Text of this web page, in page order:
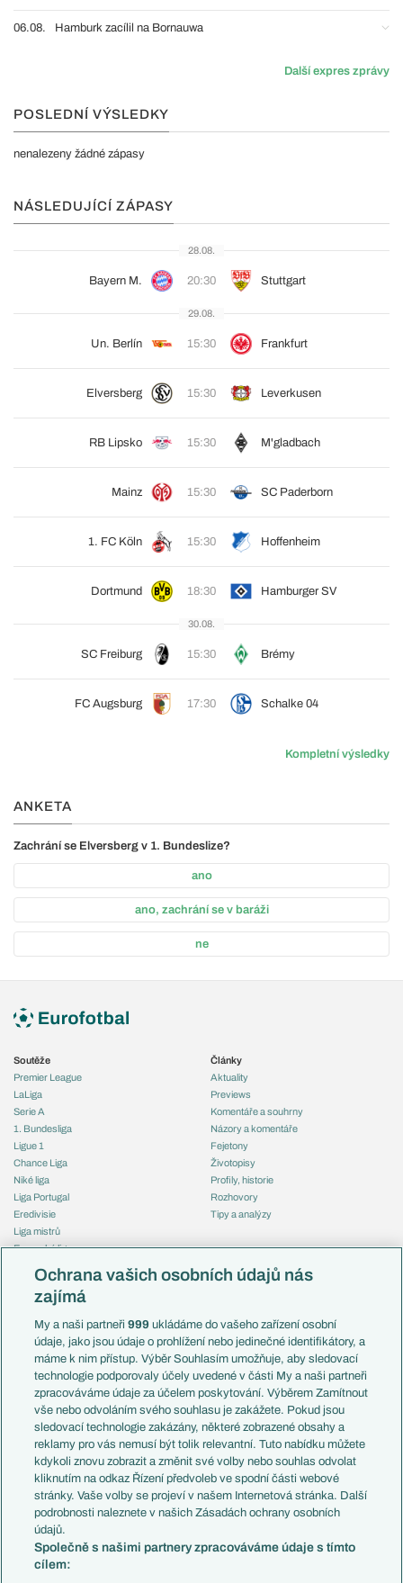
06.08. Hamburk zacílil na Bornauwa
Další expres zprávy
POSLEDNÍ VÝSLEDKY
nenalezeny žádné zápasy
NÁSLEDUJÍCÍ ZÁPASY
28.08.
Bayern M. 20:30 Stuttgart
29.08.
Un. Berlín 15:30 Frankfurt
Elversberg 15:30 Leverkusen
RB Lipsko 15:30 M'gladbach
Mainz 15:30 SC Paderborn
1. FC Köln 15:30 Hoffenheim
Dortmund 18:30 Hamburger SV
30.08.
SC Freiburg 15:30 Brémy
FC Augsburg 17:30 Schalke 04
Kompletní výsledky
ANKETA
Zachrání se Elversberg v 1. Bundeslize?
ano
ano, zachrání se v baráži
ne
Soutěže
Premier League
LaLiga
Serie A
1. Bundesliga
Ligue 1
Chance Liga
Niké liga
Liga Portugal
Eredivisie
Liga mistrů
Evropská liga
Mistrovství světa
Liga národů
Témata
Představení týmů MS
EuroSkauting
PL v kostce
Evropské koeficienty
Přestupy
Přestupové spekulace
Zranění
Kluby
Arsenal FC
Chelsea FC
Manchester United
AC Milán
Články
Aktuality
Previews
Komentáře a souhrny
Názory a komentáře
Fejetony
Životopisy
Profily, historie
Rozhovory
Tipy a analýzy
Česko
Francie
Itálie
Německo
Španělsko
Argentina
Brazílie
Přestupy
Zápasy
Livescore
Tipovací soutěž
Ochrana vašich osobních údajů nás
zajímá
My a naši partneři999 ukládáme do vašeho zařízení osobní
údaje, jako jsou údaje o prohlížení nebo jedinečné identifikátory, a
máme k nim přístup. Výběr Souhlasím umožňuje, aby sledovací
technologie podporovaly účely uvedené v části My a naši partneři
zpracováváme údaje za účelem poskytování. Výběrem Zamítnout
vše nebo odvoláním svého souhlasu je zakážete. Pokud jsou
sledovací technologie zakázány, některé zobrazené obsahy a
reklamy pro vás nemusí být tolik relevantní. Tuto nabídku můžete
kdykoli znovu zobrazit a změnit své volby nebo souhlas odvolat
kliknutím na odkaz Řízení předvoleb ve spodní části webové
stránky. Vaše volby se projeví v našem Internetová stránka. Další
podrobnosti naleznete v našich Zásadách ochrany osobních
údajů.
Společně s našimi partnery zpracováváme údaje s tímto
cílem: